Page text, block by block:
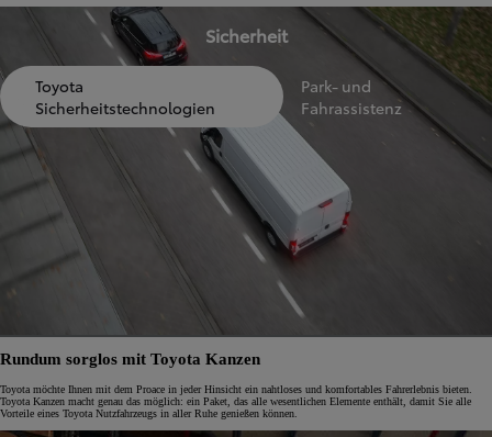
Sicherheit
Toyota
Sicherheitstechnologien
Park- und
Fahrassistenz
Rundum sorglos mit Toyota Kanzen
Toyota möchte Ihnen mit dem Proace in jeder Hinsicht ein nahtloses und komfortables Fahrerlebnis bieten.
Toyota Kanzen macht genau das möglich: ein Paket, das alle wesentlichen Elemente enthält, damit Sie alle
Vorteile eines Toyota Nutzfahrzeugs in aller Ruhe genießen können.